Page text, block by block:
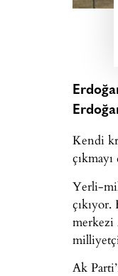
Kendi
Yerli-
merkezi
Ak